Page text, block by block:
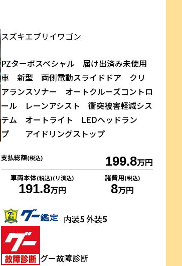
スズキエブリイワゴン
PZターボスペシャル 届け出済み未使用
車 新型 両側電動スライドドア クリ
アランスソナー オートクルーズコントロ
ール レーンアシスト 衝突被害軽減シス
テム オートライト LEDヘッドラン
プ アイドリングストップ
支払総額(税込) 199.8万円
車両本体(税込)(リ済込)
191.8万円
諸費用(税込)
8万円
内装5外装5
グー故障診断